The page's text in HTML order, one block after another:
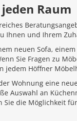
Raum
Ihnen und Ihrem
neuen Sofa,
Sie Fragen zu
jedem Höffner
Wohnung eine
Auswahl an
die Möglichkeit